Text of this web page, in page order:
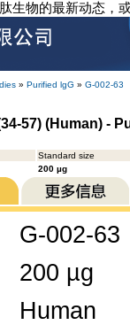
生物的最新动态，
» Purified lgG » G-002-63
57) (Human) -
Standard size
200 µg
G-002-63
200 µg
Human